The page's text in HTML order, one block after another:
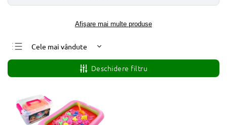
Afişare mai multe produse
Cele mai vândute
Cele mai ieftine
Cele mai scumpe
Alfabetic
Deschidere filtru